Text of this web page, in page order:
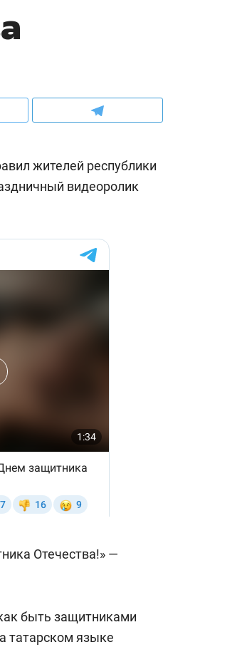
жителей республики
видеоролик
Отечества!» —
быть защитниками
татарском языке
мастеров
Рекомендуем